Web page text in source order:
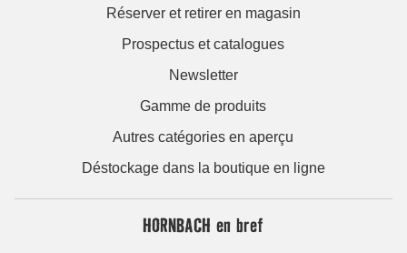
Réserver et retirer en magasin
Prospectus et catalogues
Newsletter
Gamme de produits
Autres catégories en aperçu
Déstockage dans la boutique en ligne
HORNBACH en bref